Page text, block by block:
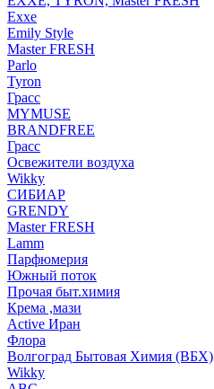
Exxe
Emily Style
Master FRESH
Parlo
Tyron
Грасс
MYMUSE
BRANDFREE
Грасс
Освежители воздуха
Wikky
СИБИАР
GRENDY
Master FRESH
Lamm
Парфюмерия
Южный поток
Прочая быт.химия
Крема ,мази
Аctive Иран
Флора
Волгоград Бытовая Химия (ВБХ)
Wikky